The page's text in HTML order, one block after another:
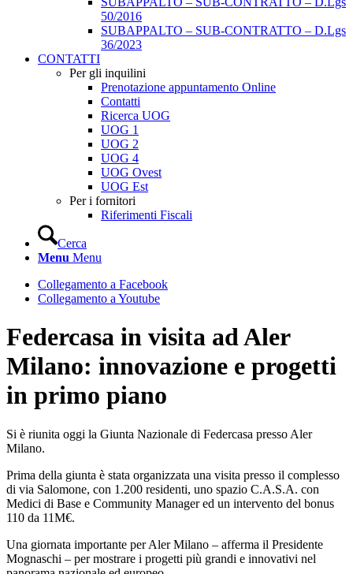
50/2016
SUBAPPALTO – SUB-CONTRATTO – D.Lgs
36/2023
CONTATTI
Per gli inquilini
Prenotazione appuntamento Online
Contatti
Ricerca UOG
UOG 1
UOG 2
UOG 4
UOG Ovest
UOG Est
Per i fornitori
Riferimenti Fiscali
Cerca
Menu Menu
Collegamento a Facebook
Collegamento a Youtube
Federcasa in visita ad Aler
Milano: innovazione e progetti
in primo piano
Si è riunita oggi la Giunta Nazionale di Federcasa presso Aler
Milano.
Prima della giunta è stata organizzata una visita presso il complesso
di via Salomone, con 1.200 residenti, uno spazio C.A.S.A. con
Medici di Base e Community Manager ed un intervento del bonus
110 da 11M€.
Una giornata importante per Aler Milano – afferma il Presidente
Mognaschi – per mostrare i progetti più grandi e innovativi nel